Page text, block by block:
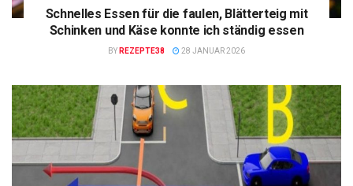
Schnelles Essen für die faulen, Blätterteig mit
Schinken und Käse konnte ich ständig essen
BY REZEPTE38 28 JANUAR 2026